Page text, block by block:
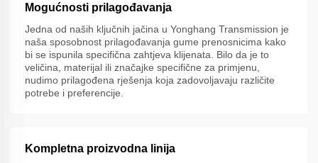
Mogućnosti prilagođavanja
Jedna od naših ključnih jačina u Yonghang Transmission je
naša sposobnost prilagođavanja gume prenosnicima kako
bi se ispunila specifična zahtjeva klijenata. Bilo da je to
veličina, materijal ili značajke specifične za primjenu,
nudimo prilagođena rješenja koja zadovoljavaju različite
potrebe i preferencije.
Kompletna proizvodna linija